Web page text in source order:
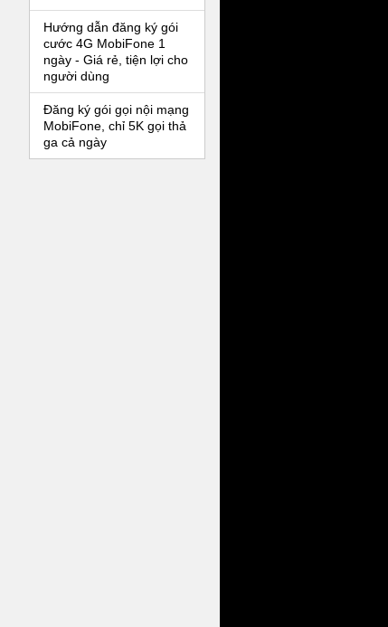
Hướng dẫn đăng ký gói
cước 4G MobiFone 1
ngày - Giá rẻ, tiện lợi cho
người dùng
Đăng ký gói gọi nội mạng
MobiFone, chỉ 5K gọi thả
ga cả ngày